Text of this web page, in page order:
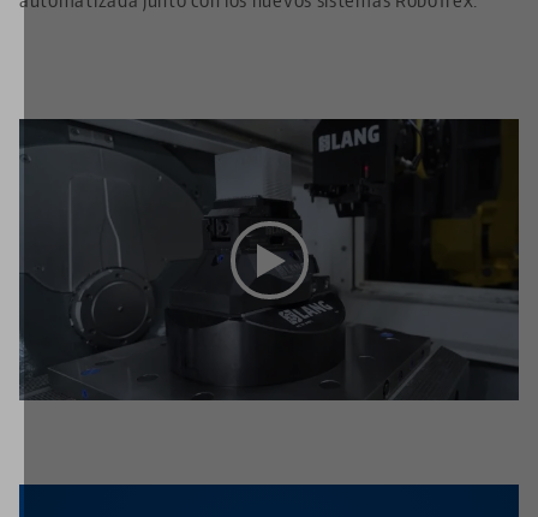
Este vídeo está alojado en YouTube. Para ver el vídeo,
acepte las cookies multimedia en el configuración de